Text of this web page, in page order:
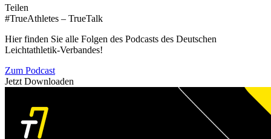
Teilen
#TrueAthletes – TrueTalk
Hier finden Sie alle Folgen des Podcasts des Deutschen
Leichtathletik-Verbandes!
Zum Podcast
Jetzt Downloaden